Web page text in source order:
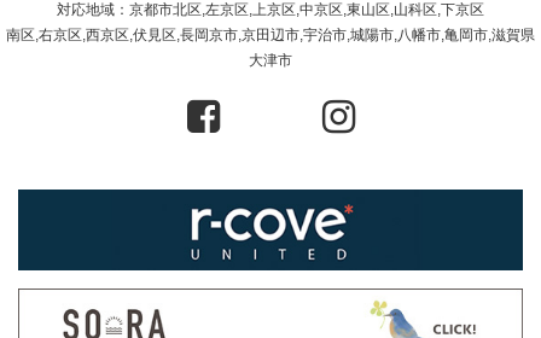
対応地域：京都市北区,左京区,上京区,中京区,東山区,山科区,下京区
南区,右京区,西京区,伏見区,長岡京市,京田辺市,宇治市,城陽市,八幡市,亀岡市,滋賀県
大津市